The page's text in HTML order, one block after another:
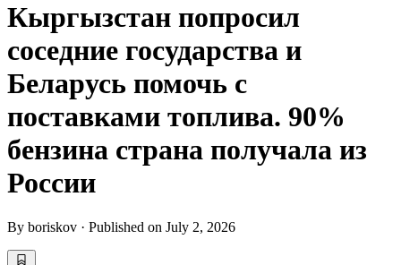
Кыргызстан попросил
соседние государства и
Беларусь помочь с
поставками топлива. 90%
бензина страна получала из
России
By boriskov · Published on July 2, 2026